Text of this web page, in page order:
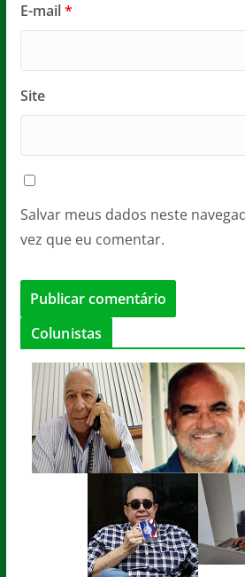
E-mail*
Site
Salvar meus dados neste
vez que eu comentar.
Colunistas